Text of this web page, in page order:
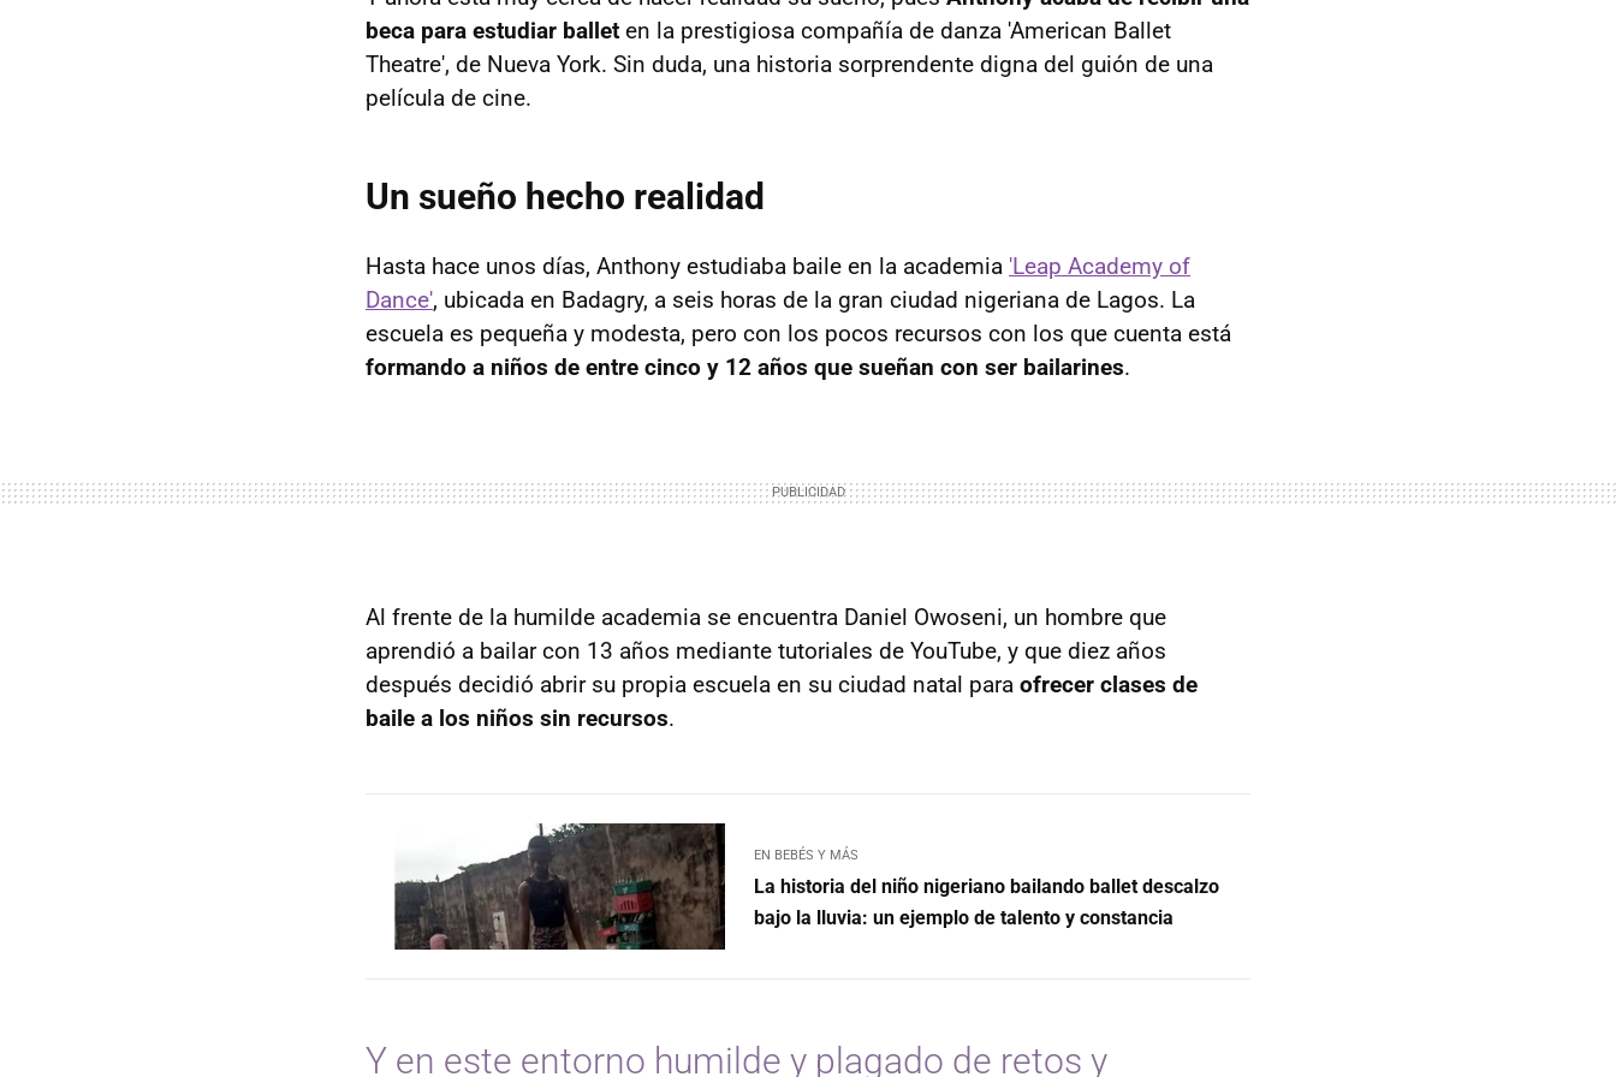
beca para estudiar ballet en la prestigiosa compañía de danza 'American Ballet
Theatre', de Nueva York. Sin duda, una historia sorprendente digna del guión de una
película de cine.
Un sueño hecho realidad
Hasta hace unos días, Anthony estudiaba baile en la academia 'Leap Academy of
Dance', ubicada en Badagry, a seis horas de la gran ciudad nigeriana de Lagos. La
escuela es pequeña y modesta, pero con los pocos recursos con los que cuenta está
formando a niños de entre cinco y 12 años que sueñan con ser bailarines.
Al frente de la humilde academia se encuentra Daniel Owoseni, un hombre que
aprendió a bailar con 13 años mediante tutoriales de YouTube, y que diez años
después decidió abrir su propia escuela en su ciudad natal para ofrecer clases de
baile a los niños sin recursos.
EN BEBÉS Y MÁS
La historia del niño nigeriano bailando ballet descalzo
bajo la lluvia: un ejemplo de talento y constancia
Y en este entorno humilde y plagado de retos y